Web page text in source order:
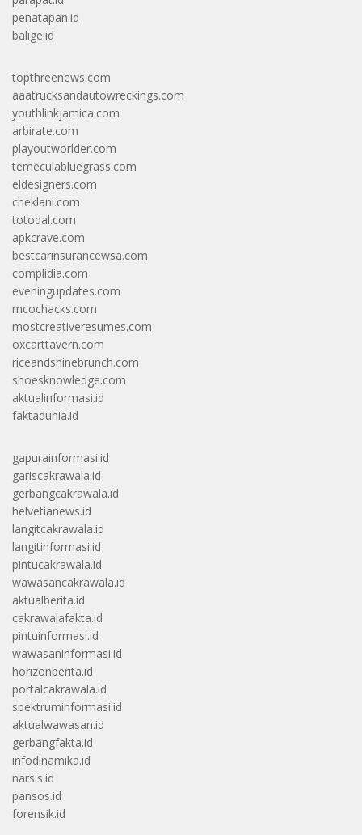
penatapan.id
balige.id
topthreenews.com
aaatrucksandautowreckings.com
youthlinkjamica.com
arbirate.com
playoutworlder.com
temeculabluegrass.com
eldesigners.com
cheklani.com
totodal.com
apkcrave.com
bestcarinsurancewsa.com
complidia.com
eveningupdates.com
mcochacks.com
mostcreativeresumes.com
oxcarttavern.com
riceandshinebrunch.com
shoesknowledge.com
aktualinformasi.id
faktadunia.id
gapurainformasi.id
gariscakrawala.id
gerbangcakrawala.id
helvetianews.id
langitcakrawala.id
langitinformasi.id
pintucakrawala.id
wawasancakrawala.id
aktualberita.id
cakrawalafakta.id
pintuinformasi.id
wawasaninformasi.id
horizonberita.id
portalcakrawala.id
spektruminformasi.id
aktualwawasan.id
gerbangfakta.id
infodinamika.id
narsis.id
pansos.id
forensik.id